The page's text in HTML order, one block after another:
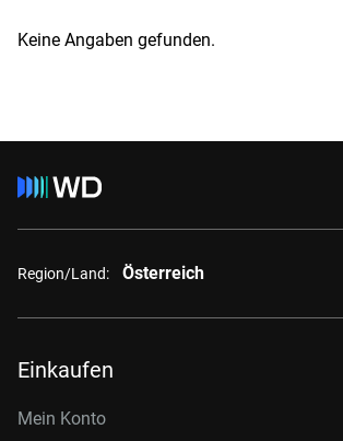
Keine Angaben gefunden.
Region/Land: Österreich
Einkaufen
Mein Konto